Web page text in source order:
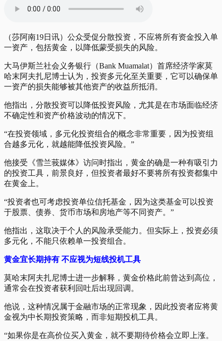
（莎阿南19日讯）公众受促分散投资，不应将所有资金投入单
一资产，包括黄金，以降低蒙受损失的风险。
大马伊斯兰社会义务银行（Bank Muamalat）首席经济学家莫
哈末阿夫扎尼博士认为，投资多元化至关重要，它可以确保单
一资产的损失能够被其他资产的收益所抵消。
他指出，分散投资可以降低投资风险，尤其是在市场面临经济
不确定性和资产价格波动的情况下。
“在投资领域，多元化投资组合的概念非常重要，因为投资组
合越多元化，就越能降低投资风险。”
他接受《雪兰莪媒体》访问时指出，黄金的确是一种有吸引力
的投资工具，前景良好，但投资者最好不要将所有投资都集中
在黄金上。
“投资者也可考虑投资单位信托基金，因为这类基金可以投资
于股票、债券、货币市场和房地产等不同资产。”
他指出，这取决于个人的风险承受能力。但实际上，投资必须
多元化，不能只依赖单一投资组合。
黄金宜长期持有 不应视为短线投机工具
莫哈末阿夫扎尼博士进一步解释，黄金价格此前曾达到高位，
通常会在投资者获利回吐后出现回调。
他说，这种情况属于金融市场的正常现象，因此投资者应将黄
金视为中长期投资策略，而非短期投机工具。
“如果你是在高价位买入黄金，就不要期待价格会立即上涨。